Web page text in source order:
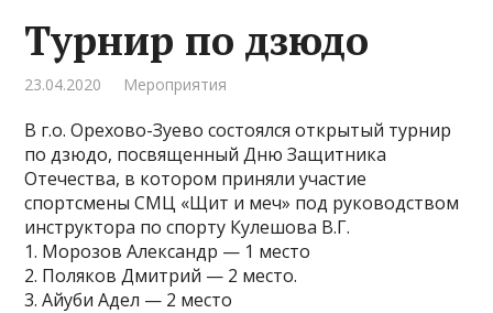
Турнир по дзюдо
23.04.2020 Мероприятия
В г.о. Орехово-Зуево состоялся открытый турнир
по дзюдо, посвященный Дню Защитника
Отечества, в котором приняли участие
спортсмены СМЦ «Щит и меч» под руководством
инструктора по спорту Кулешова В.Г.
1. Морозов Александр — 1 место
2. Поляков Дмитрий — 2 место.
3. Айуби Адел — 2 место